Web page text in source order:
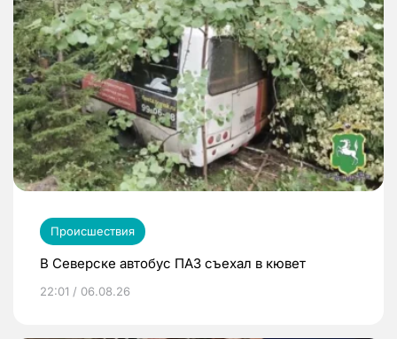
Происшествия
В Северске автобус ПАЗ съехал в кювет
22:01 / 06.08.26